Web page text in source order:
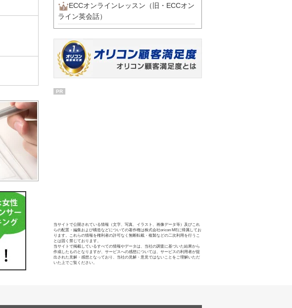
ECCオンラインレッスン（旧・ECCオン
ライン英会話）
PR
当サイトで公開されている情報（文字、写真、イラスト、画像データ等）及びこれ
らの配置・編集および構造などについての著作権は株式会社oricon MEに帰属してお
ります。これらの情報を権利者の許可なく無断転載・複製などの二次利用を行うこ
とは固く禁じております。
当サイトで掲載しているすべての情報やデータは、当社の調査に基づいた結果から
作成したものとなりますが、サービスへの感想については、サービスの利用者が提
出された見解・感想となっており、当社の見解・意見ではないことをご理解いただ
いた上でご覧ください。